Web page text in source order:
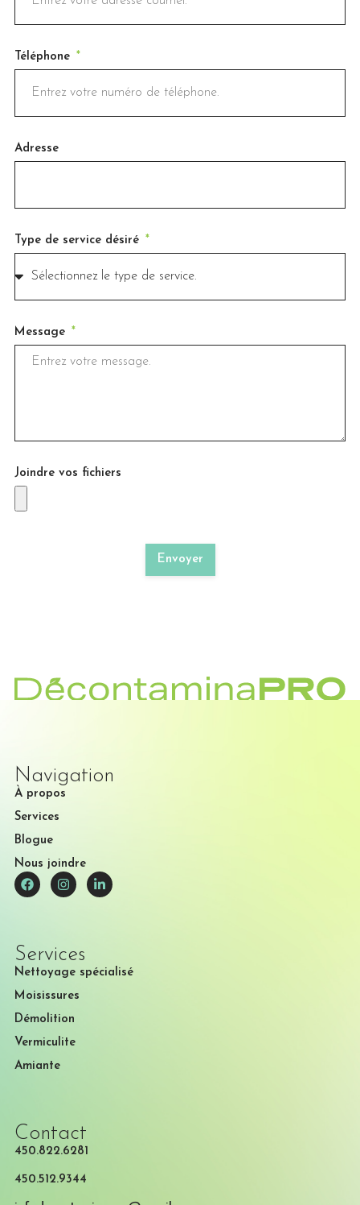
Téléphone
Adresse
Type de service désiré
Message
Joindre vos fichiers
Envoyer
Navigation
À propos
Services
Blogue
Nous joindre
Services
Nettoyage spécialisé
Moisissures
Démolition
Vermiculite
Amiante
Contact
450.822.6281
450.512.9344